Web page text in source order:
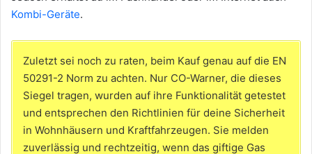
Kombi-Geräte.
Zuletzt sei noch zu raten, beim Kauf genau auf die EN
50291-2 Norm zu achten. Nur CO-Warner, die dieses
Siegel tragen, wurden auf ihre Funktionalität getestet
und entsprechen den Richtlinien für deine Sicherheit
in Wohnhäusern und Kraftfahrzeugen. Sie melden
zuverlässig und rechtzeitig, wenn das giftige Gas